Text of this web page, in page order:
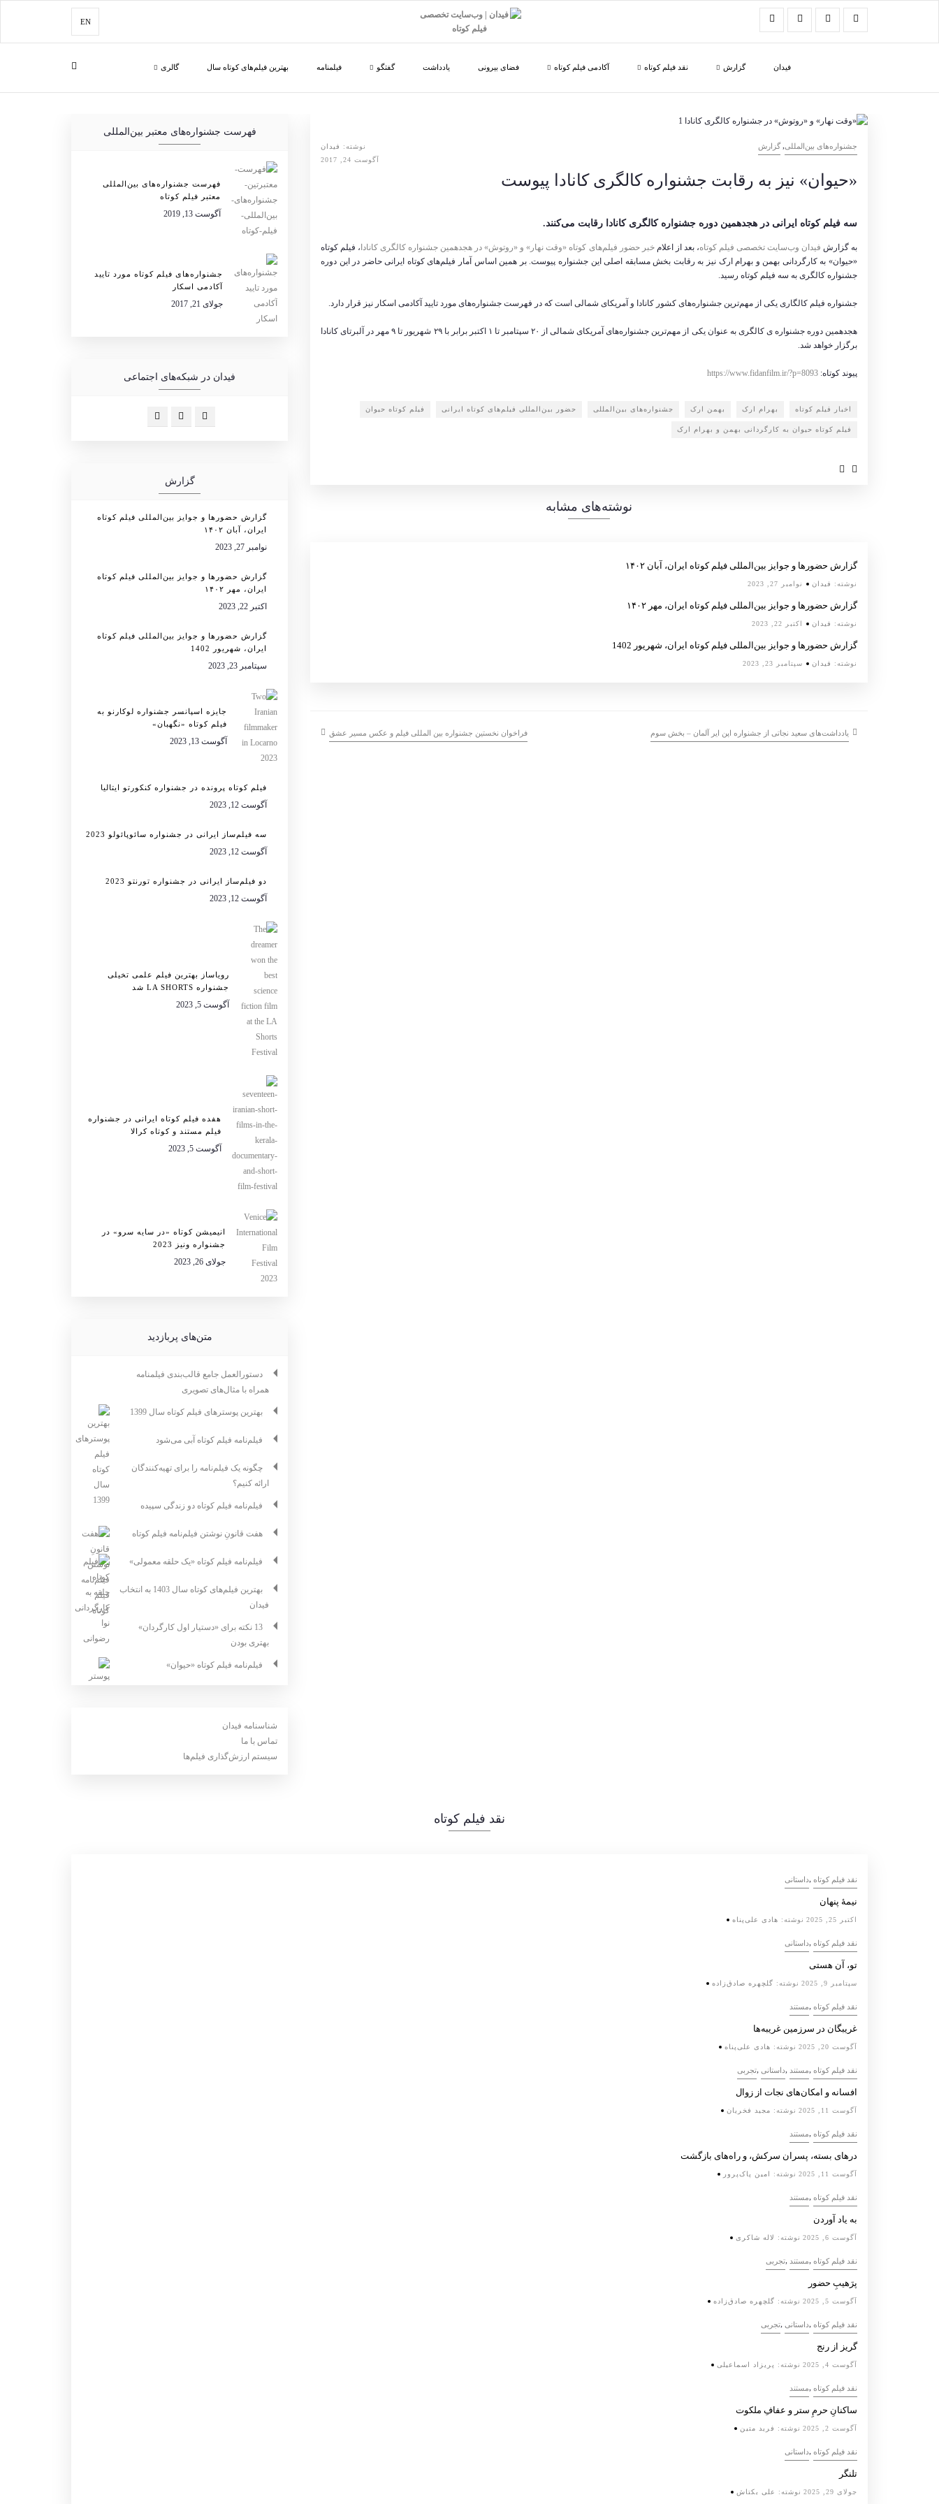
EN
فیدان گزارش نقد فیلم کوتاه آکادمی فیلم کوتاه فضای بیرونی یادداشت گفتگو فیلمنامه بهترین فیلم‌های کوتاه سال گالری
‌‌جشنواره‌های بین‌المللی,گزارش نوشته:
فیدان
آگوست 24, 2017
«حیوان» نیز به رقابت جشنواره کالگری کانادا پیوست
سه فیلم کوتاه ایرانی در هجدهمین دوره جشنواره کالگری کانادا رقابت می‌کنند.
به گزارش فیدان وب‌سایت تخصصی فیلم کوتاه، بعد از اعلامخبر حضور فیلم‌های کوتاه «وقت نهار» و «روتوش» در هجدهمین جشنواره کالگری کانادا ، فیلم کوتاه
«حیوان» به کارگردانی بهمن و بهرام ارک نیز به رقابت بخش مسابقه اصلی این جشنواره پیوست. بر همین اساس آمار فیلم‌های کوتاه ایرانی حاضر در این دوره
جشنواره کالگری به سه فیلم کوتاه رسید.
جشنواره فیلم کالگاری یکی از مهم‌ترین جشنواره‌های کشور کانادا و آمریکای شمالی است که در فهرست جشنواره‌های مورد تایید آکادمی اسکار نیز قرار دارد.
هجدهمین دوره جشنواره ی کالگری به عنوان یکی از مهم‌ترین جشنواره‌های آمریکای شمالی از ۲۰ سپتامبر تا ۱ اکتبر برابر با ۲۹ شهریور تا ۹ مهر در آلبرتای کانادا
برگزار خواهد شد.
پیوند کوتاه: https://www.fidanfilm.ir/?p=8093
اخبار فیلم کوتاه بهرام ارک بهمن ارک جشنواره‌های بین‌المللی حضور بین‌المللی فیلم‌های کوتاه ایرانی فیلم کوتاه حیوان
فیلم کوتاه حیوان به کارگردانی بهمن و بهرام ارک
نوشته‌های مشابه
گزارش حضورها و جوایز بین‌المللی فیلم کوتاه ایران، آبان ۱۴۰۲
نوشته: فیدان نوامبر 27, 2023
گزارش حضورها و جوایز بین‌المللی فیلم کوتاه ایران، مهر ۱۴۰۲
نوشته: فیدان اکتبر 22, 2023
گزارش حضورها و جوایز بین‌المللی فیلم کوتاه ایران، شهریور 1402
نوشته: فیدان سپتامبر 23, 2023
یادداشت‌های سعید نجاتی از جشنواره اپن ایر آلمان – بخش سوم فراخوان نخستین جشنواره بین المللی فیلم و عکس مسیر عشق
فهرست جشنواره‌های معتبر بین‌المللی
فهرست جشنواره‌های بین‌المللی
معتبر فیلم کوتاه
آگوست 13, 2019
جشنواره‌های فیلم کوتاه مورد تایید
آکادمی اسکار
جولای 21, 2017
فیدان در شبکه‌های اجتماعی
گزارش
گزارش حضورها و جوایز بین‌المللی فیلم کوتاه
ایران، آبان ۱۴۰۲
نوامبر 27, 2023
گزارش حضورها و جوایز بین‌المللی فیلم کوتاه
ایران، مهر ۱۴۰۲
اکتبر 22, 2023
گزارش حضورها و جوایز بین‌المللی فیلم کوتاه
ایران، شهریور 1402
سپتامبر 23, 2023
جایزه اسپانسر جشنواره لوکارنو به
فیلم کوتاه «نگهبان»
آگوست 13, 2023
فیلم کوتاه پرونده در جشنواره کنکورتو ایتالیا
آگوست 12, 2023
سه فیلم‌ساز ایرانی در جشنواره سائوپائولو 2023
آگوست 12, 2023
دو فیلم‌ساز ایرانی در جشنواره تورنتو 2023
آگوست 12, 2023
رویاساز بهترین فیلم علمی تخیلی
جشنواره LA SHORTS شد
آگوست 5, 2023
هفده فیلم کوتاه ایرانی در جشنواره
فیلم مستند و کوتاه کرالا
آگوست 5, 2023
انیمیشن کوتاه «در سایه سرو» در
جشنواره ونیز 2023
جولای 26, 2023
متن‌های پربازدید
دستورالعمل جامع قالب‌بندی فیلمنامه
همراه با مثال‌های تصویری
بهترین پوسترهای فیلم کوتاه سال 1399
فیلم‌نامه فیلم کوتاه آبی می‌شود
چگونه یک فیلم‌نامه را برای تهیه‌کنندگان
ارائه کنیم؟
فیلم‌نامه فیلم کوتاه دو زندگی سپیده
هفت قانونِ نوشتن فیلم‌نامه فیلم کوتاه
فیلم‌نامه فیلم کوتاه «یک حلقه معمولی»
بهترین فیلم‌های کوتاه سال 1403 به انتخاب
فیدان
13 نکته برای «دستیار اول کارگردان»
بهتری بودن
فیلم‌نامه فیلم کوتاه «حیوان»
شناسنامه فیدان
تماس با ما
سیستم ارزش‌گذاری فیلم‌ها
نقد فیلم کوتاه
داستانی, نقد فیلم کوتاه
نیمۀ پنهان
نوشته: هادی علی‌پناه اکتبر 25, 2025
داستانی, نقد فیلم کوتاه
تو، آن هستی
نوشته: گلچهره صادق‌زاده سپتامبر 9, 2025
مستند, نقد فیلم کوتاه
غریبگان در سرزمین غریبه‌ها
نوشته: هادی علی‌پناه آگوست 20, 2025
تجربی, داستانی, مستند, نقد فیلم کوتاه
افسانه‌ و امکان‌های نجات از زوال
نوشته: مجید فخریان آگوست 11, 2025
مستند, نقد فیلم کوتاه
درهای بسته، پسران سرکش، و راه‌های بازگشت
نوشته: امین پاک‌پرور آگوست 11, 2025
مستند, نقد فیلم کوتاه
به یاد آوردن
نوشته: لاله شاکری آگوست 6, 2025
تجربی, مستند, نقد فیلم کوتاه
پرَهیب‌ِ حضور
نوشته: گلچهره صادق‌زاده آگوست 5, 2025
تجربی, داستانی, نقد فیلم کوتاه
گریز از رنج
نوشته: پریزاد اسماعیلی آگوست 4, 2025
مستند, نقد فیلم کوتاه
ساکنانِ حرمِ ستر و عفافِ ملکوت
نوشته: فرید متین آگوست 2, 2025
داستانی, نقد فیلم کوتاه
تلنگر
نوشته: علی بکتاش جولای 29, 2025